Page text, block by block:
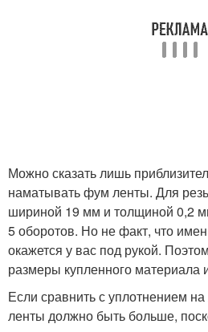
Можно сказать лишь
наматывать фум ленты. Для
шириной 19 мм и толщиной 0,2
5 оборотов. Но не факт, что
окажется у вас под рукой.
размеры купленного материала
Если сравнить с уплотнением
ленты должно быть больше,